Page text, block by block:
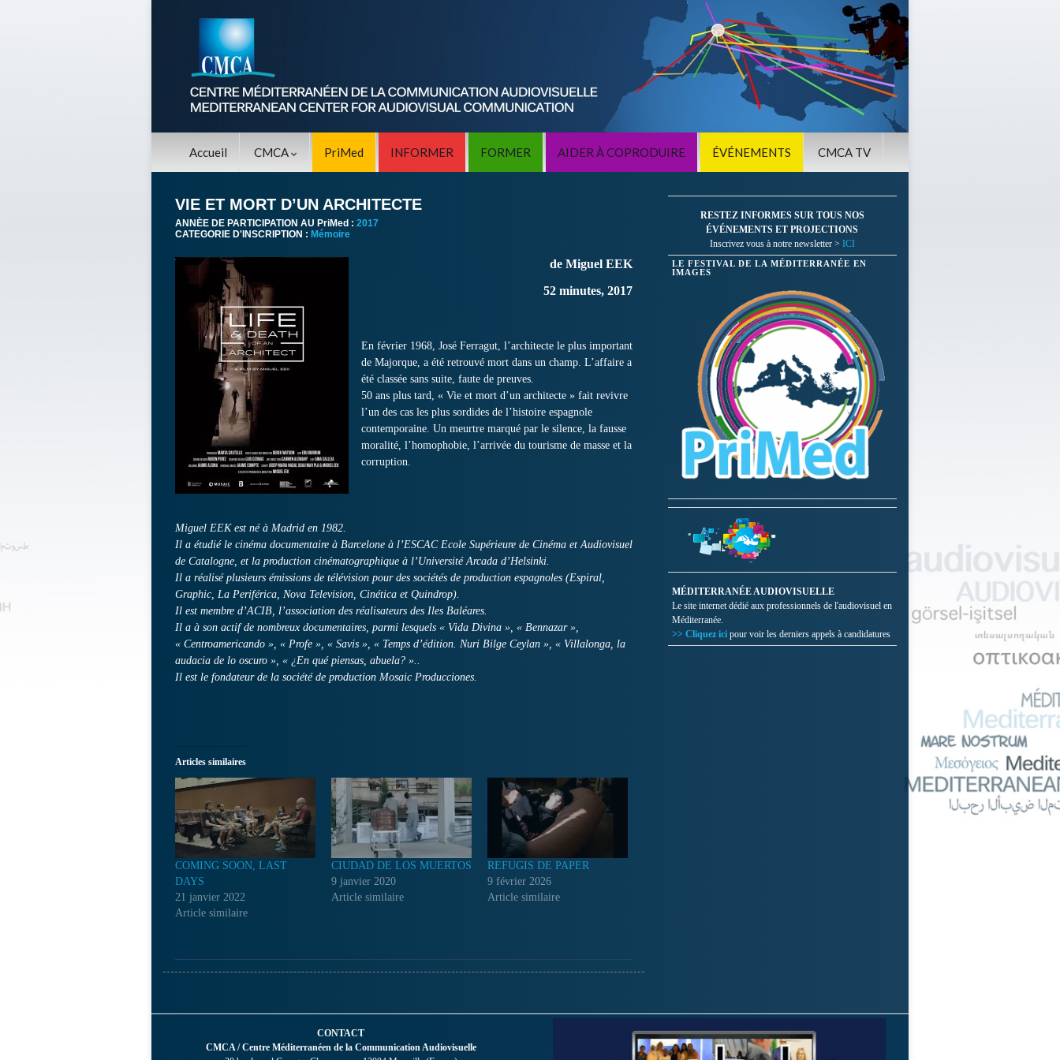
Accueil CMCA PriMed INFORMER FORMER AIDER À COPRODUIRE ÉVÉNEMENTS CMCA TV
VIE ET MORT D’UN ARCHITECTE
ANNÈE DE PARTICIPATION AU PriMed : 2017
CATEGORIE D'INSCRIPTION : Mémoire
de Miguel EEK
52 minutes, 2017
En février 1968, José Ferragut, l’architecte le plus important
de Majorque, a été retrouvé mort dans un champ. L’affaire a
été classée sans suite, faute de preuves.
50 ans plus tard, « Vie et mort d’un architecte » fait revivre
l’un des cas les plus sordides de l’histoire espagnole
contemporaine. Un meurtre marqué par le silence, la fausse
moralité, l’homophobie, l’arrivée du tourisme de masse et la
corruption.
Miguel EEK est né à Madrid en 1982.
Il a étudié le cinéma documentaire à Barcelone à l’ESCAC Ecole Supérieure de Cinéma et Audiovisuel
de Catalogne, et la production cinématographique à l’Université Arcada d’Helsinki.
Il a réalisé plusieurs émissions de télévision pour des sociétés de production espagnoles (Espiral,
Graphic, La Periférica, Nova Television, Cinética et Quindrop).
Il est membre d’ACIB, l’association des réalisateurs des Iles Baléares.
Il a à son actif de nombreux documentaires, parmi lesquels « Vida Divina », « Bennazar »,
« Centroamericando », « Profe », « Savis », « Temps d’édition. Nuri Bilge Ceylan », « Villalonga, la
audacia de lo oscuro », « ¿En qué piensas, abuela? »..
Il est le fondateur de la société de production Mosaic Producciones.
Articles similaires
COMING SOON, LAST
DAYS
21 janvier 2022
Article similaire
CIUDAD DE LOS MUERTOS
9 janvier 2020
Article similaire
REFUGIS DE PAPER
9 février 2026
Article similaire
RESTEZ INFORMES SUR TOUS NOS
ÉVÉNEMENTS ET PROJECTIONS
Inscrivez vous à notre newsletter > ICI
LE FESTIVAL DE LA MÉDITERRANÉE EN
IMAGES
MÉDITERRANÉE AUDIOVISUELLE
Le site internet dédié aux professionnels de l'audiovisuel en
Méditerranée.
>> Cliquez ici pour voir les derniers appels à candidatures
CONTACT
CMCA / Centre Méditerranéen de la Communication Audiovisuelle